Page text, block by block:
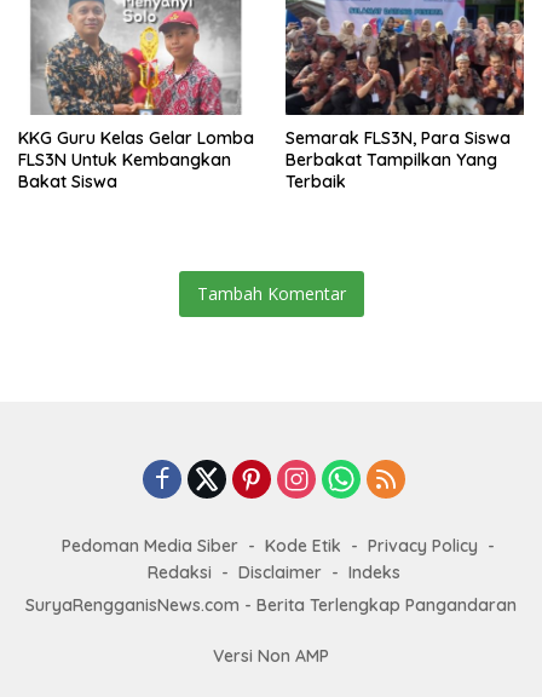
KKG Guru Kelas Gelar Lomba
FLS3N Untuk Kembangkan
Bakat Siswa
Semarak FLS3N, Para Siswa
Berbakat Tampilkan Yang
Terbaik
Tambah Komentar
Pedoman Media Siber Kode Etik
Privacy Policy
Redaksi
Disclaimer
Indeks
SuryaRengganisNews.com - Berita Terlengkap Pangandaran
Versi Non AMP